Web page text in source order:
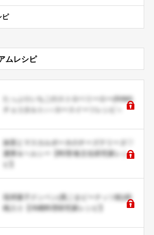
ピ
ムレシピ
たっぷりいちごのストロベリーロー(RAW)
抹茶とマスカルポーネのチーズテリーヌ♡
濃厚＆ヘルシー【料理/食文化研究家レシ
琉球菓子クンペン(黒ごまピーナッツ餡)胡
桃入り【沖縄料理研究家レシピ】